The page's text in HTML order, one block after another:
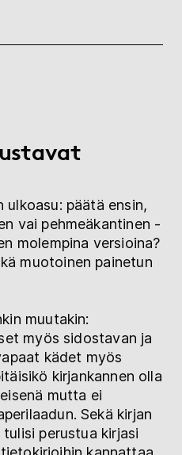
ulkoasu: päätä ensin,
vai pehmeäkantinen -
molempina versioina?
muotoinen painetun
muutakin:
myös sidostavan ja
kädet myös
kirjankannen olla
mutta ei
Sekä kirjan
perustua kirjasi